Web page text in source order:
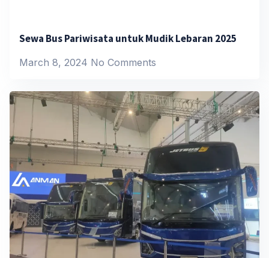
Sewa Bus Pariwisata untuk Mudik Lebaran 2025
March 8, 2024 No Comments